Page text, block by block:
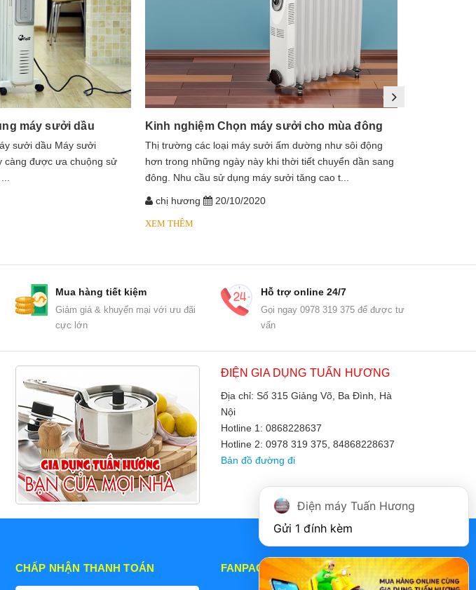
máy sưởi dầu
sưởi dầu Máy sưởi
càng được ưa chuộng sử
Kinh nghiệm Chọn máy sưởi cho mùa đông
Thị trường các loại máy sưởi ấm dường như sôi động
hơn trong những ngày này khi thời tiết chuyển dần sang
đông. Nhu cầu sử dụng máy sưởi tăng cao t...
chị hương 20/10/2020
XEM THÊM
Mua hàng tiết kiệm
Giảm giá & khuyến mại với ưu đãi
cực lớn
Hỗ trợ online 24/7
Gọi ngay 0978 319 375 để được tư
vấn
ĐIỆN GIA DỤNG TUẤN HƯƠNG
Địa chỉ: Số 315 Giảng Võ, Ba Đình, Hà
Nội
Hotline 1: 0868228637
Hotline 2: 0978 319 375, 84868228637
Bản đồ đường đi
CHẤP NHẬN THANH TOÁN FANPAGE
Điện máy Tuấn Hương
Gửi 1 đính kèm